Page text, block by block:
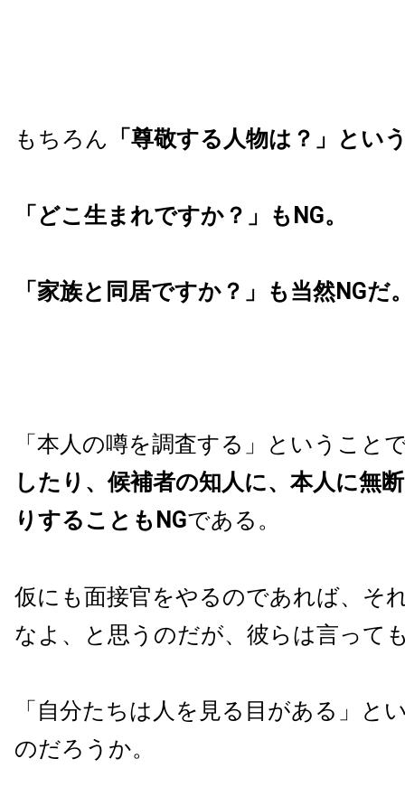
もちろん 「尊敬する人物は？」とい
「どこ生まれですか？」もNG。
「家族と同居ですか？」も当然NGだ
「本人の噂を調査する」ということ
したり、候補者の知人に、本人に無
りすることもNGである。
仮にも面接官をやるのであれば、そ
なよ、と思うのだが、彼らは言って
「自分たちは人を見る目がある」と
のだろうか。